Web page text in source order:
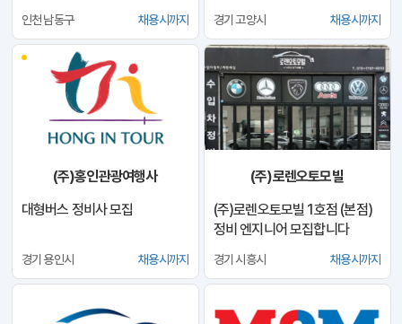
인천 남동구 채용시까지 경기 고양시 채용시까지
(주)홍인관광여행사
대형버스 정비사 모집
경기 용인시 채용시까지
(주)로렌오토모빌
(주)로렌오토모빌 1호점 (본점)
정비 엔지니어 모집합니다
경기 시흥시 채용시까지